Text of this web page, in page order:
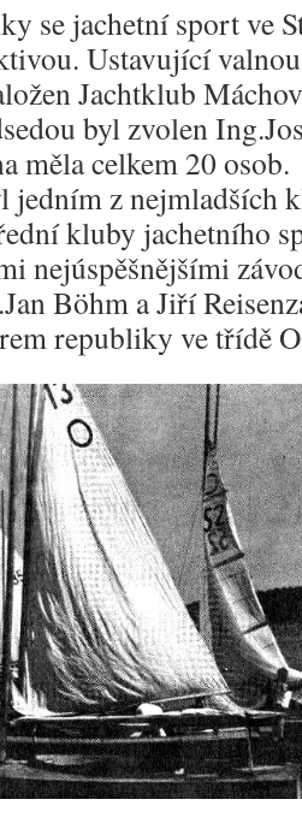
se jachetní sport ve
Ustavující
Jachtklub
byl zvolen
měla celkem 20 osob.
jedním z nejmladších
kluby jachetního
nejúspěšnějšími
Böhm a Jiří
republiky ve třídě